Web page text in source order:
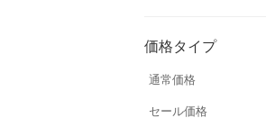
価格タイプ
通常価格
セール価格